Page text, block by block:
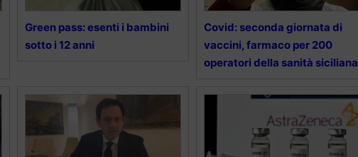
Green pass: esenti i bambini
sotto i 12 anni
Covid: seconda giornata di
vaccini, farmaco per 200
operatori della sanità siciliana